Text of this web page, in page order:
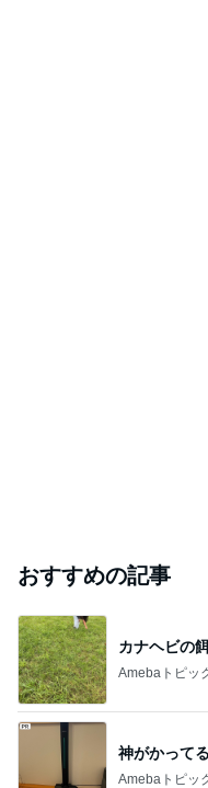
おすすめの記事
カナヘビの
Amebaトピッ
神がかって
Amebaトピッ